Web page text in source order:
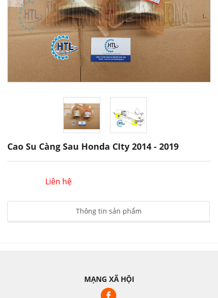
Cao Su Càng Sau Honda CIty 2014 - 2019
Liên hệ
Thông tin sản phẩm
MẠNG XÃ HỘI